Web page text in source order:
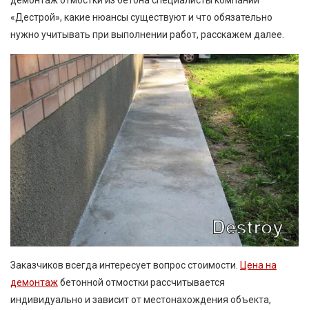
«Дестрой», какие нюансы существуют и что обязательно
нужно учитывать при выполнении работ, расскажем далее.
Заказчиков всегда интересует вопрос стоимости. Цена на
демонтажбетонной отмостки рассчитывается
индивидуально и зависит от местонахождения объекта,